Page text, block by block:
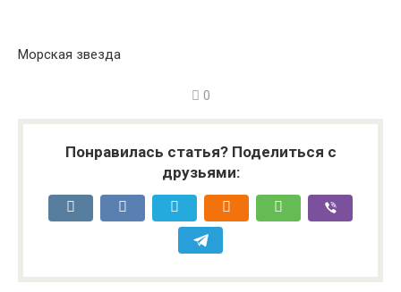
Морская звезда
0
Понравилась статья? Поделиться с
друзьями: